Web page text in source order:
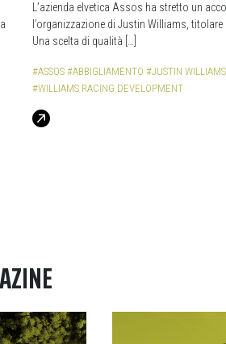
L’azienda elvetica Assos ha stretto un
l’organizzazione di Justin Williams, titolare
Una scelta di qualità […]
#ASSOS #ABBIGLIAMENTO #JUSTIN WILLIAMS
#WILLIAMS RACING DEVELOPMENT